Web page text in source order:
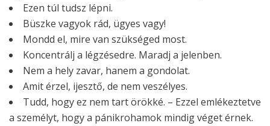
Ezen túl tudsz lépni.
Büszke vagyok rád, ügyes vagy!
Mondd el, mire van szükséged most.
Koncentrálj a légzésedre. Maradj a jelenben.
Nem a hely zavar, hanem a gondolat.
Amit érzel, ijesztő, de nem veszélyes.
Tudd, hogy ez nem tart örökké. – Ezzel emlékeztetve
a személyt, hogy a pánikrohamok mindig véget érnek.